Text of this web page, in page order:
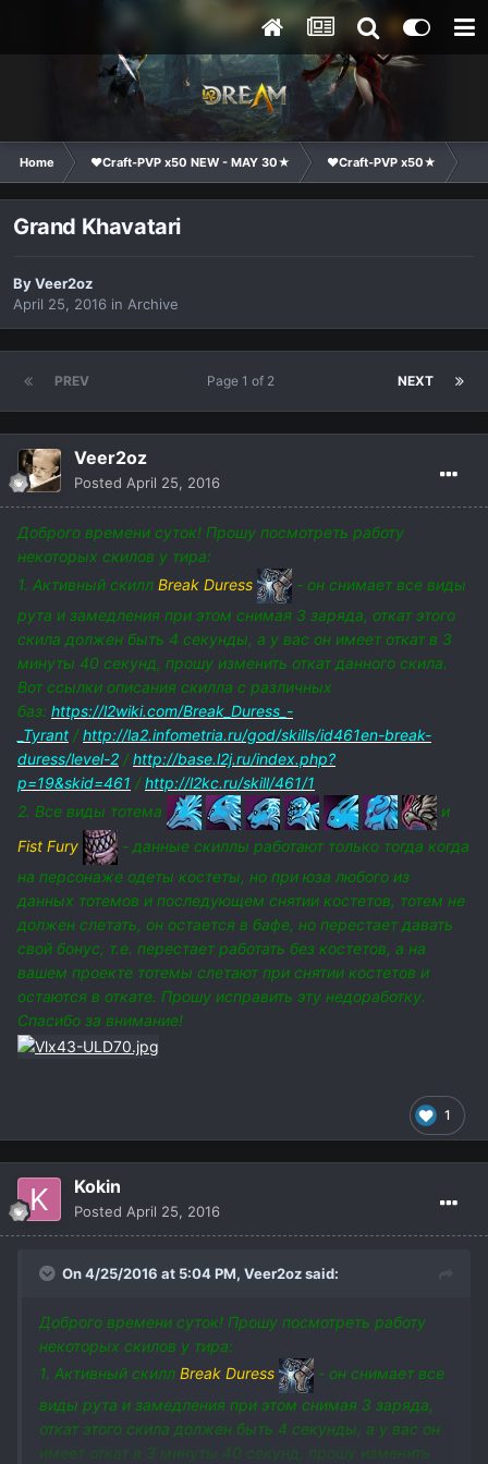
Home ❤Craft-PVP x50 NEW - MAY 30★ ❤Craft-PVP x50★
Grand Khavatari
ByVeer2oz
April 25, 2016 in Archive
PREV NEXT
Page 1 of 2
Veer2oz
Posted April 25, 2016
Доброго времени суток! Прошу посмотреть работу
некоторых скилов у тира:
1. Активный скилл Break Duress
- он снимает все виды
рута и замедления при этом снимая 3 заряда, откат этого
скила должен быть 4 секунды, а у вас он имеет откат в 3
минуты 40 секунд, прошу изменить откат данного скила.
Вот ссылки описания скилла с различных
баз: https://l2wiki.com/Break_Duress_-
_Tyrant / http://la2.infometria.ru/god/skills/id461en-break-
duress/level-2 / http://base.l2j.ru/index.php?
p=19&skid=461 / http://l2kc.ru/skill/461/1
2. Все виды тотема
и
Fist Fury
- данные скиллы работают только тогда когда
на персонаже одеты костеты, но при юза любого из
данных тотемов и последующем снятии костетов, тотем не
должен слетать, он остается в бафе, но перестает давать
свой бонус, т.е. перестает работать без костетов, а на
вашем проекте тотемы слетают при снятии костетов и
остаются в откате. Прошу исправить эту недоработку.
Спасибо за внимание!
1
Kokin
Posted April 25, 2016
On 4/25/2016 at 5:04 PM, Veer2ozsaid:
Доброго времени суток! Прошу посмотреть работу
некоторых скилов у тира:
1. Активный скилл Break Duress
- он снимает все
виды рута и замедления при этом снимая 3 заряда,
откат этого скила должен быть 4 секунды, а у вас он
имеет откат в 3 минуты 40 секунд, прошу изменить